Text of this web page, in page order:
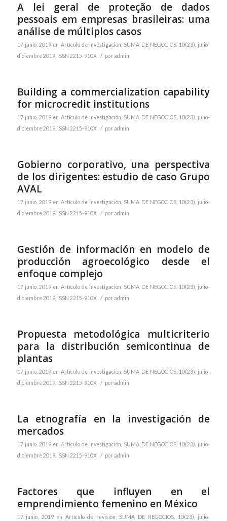
A lei geral de proteção de dados
pessoais em empresas brasileiras: uma
análise de múltiplos casos
17 junio, 2019 en Artículo de investigación SUMA DE NEGOCIOS, 10(23), julio-
diciembre 2019, ISSN 2215-910X
/ por admin
Building a commercialization capability
for microcredit institutions
17 junio, 2019 en Artículo de investigación SUMA DE NEGOCIOS, 10(23), julio-
diciembre 2019, ISSN 2215-910X
/ por admin
Gobierno corporativo, una perspectiva
de los dirigentes: estudio de caso Grupo
AVAL
17 junio, 2019 en Artículo de investigación SUMA DE NEGOCIOS, 10(23), julio-
diciembre 2019, ISSN 2215-910X
/ por admin
Gestión de información en modelo de
producción agroecológico desde el
enfoque complejo
17 junio, 2019 en Artículo de investigación SUMA DE NEGOCIOS, 10(23), julio-
diciembre 2019, ISSN 2215-910X
/ por admin
Propuesta metodológica multicriterio
para la distribución semicontinua de
plantas
17 junio, 2019 en Artículo de investigación SUMA DE NEGOCIOS, 10(23), julio-
diciembre 2019, ISSN 2215-910X
/ por admin
La etnografía en la investigación de
mercados
17 junio, 2019 en Artículo de investigación SUMA DE NEGOCIOS, 10(23), julio-
diciembre 2019, ISSN 2215-910X
/ por admin
Factores que influyen en el
emprendimiento femenino en México
17 junio, 2019 en Artículo de revisión SUMA DE NEGOCIOS, 10(23), julio-